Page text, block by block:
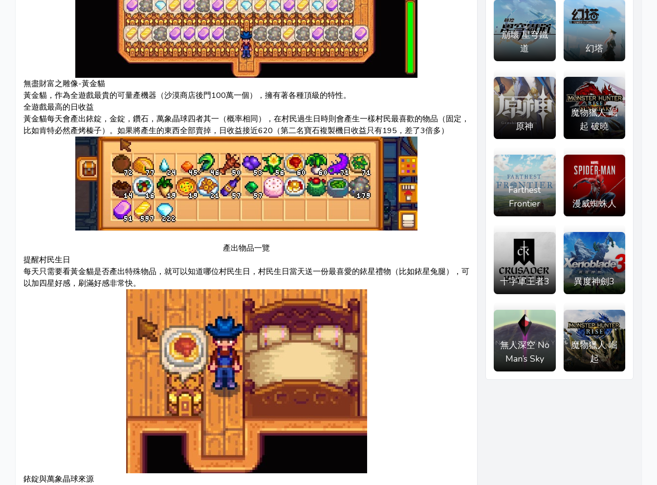
無盡財富之雕像-黃金貓
黃金貓，作為全遊戲最貴的可量產機器（沙漠商店後門100萬一個），擁有著各種頂級的特性。
全遊戲最高的日收益
黃金貓每天會產出銥錠，金錠，鑽石，萬象晶球四者其一（概率相同），在村民過生日時則會產生一樣村民最喜歡的物品（固定，
比如肯特必然產烤榛子）。如果將產生的東西全部賣掉，日收益接近620（第二名寶石複製機日收益只有195，差了3倍多）
產出物品一覽
提醒村民生日
每天只需要看黃金貓是否產出特殊物品，就可以知道哪位村民生日，村民生日當天送一份最喜愛的銥星禮物（比如銥星兔腿），可
以加四星好感，刷滿好感非常快。
銥錠與萬象晶球來源
崩壞 星穹鐵
道
幻塔
原神
魔物獵人 崛
起 破曉
Farthest
Frontier
漫威蜘蛛人
十字軍王者3 異度神劍3
無人深空 No
Man’s Sky
魔物獵人 崛
起